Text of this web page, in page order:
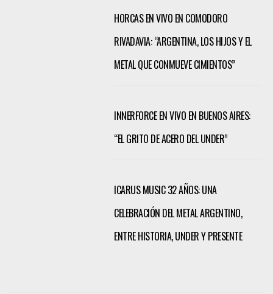
HORCAS EN VIVO EN COMODORO
RIVADAVIA: “ARGENTINA, LOS HIJOS Y EL
METAL QUE CONMUEVE CIMIENTOS”
INNERFORCE EN VIVO EN BUENOS AIRES:
“EL GRITO DE ACERO DEL UNDER”
ICARUS MUSIC 32 AÑOS: UNA
CELEBRACIÓN DEL METAL ARGENTINO,
ENTRE HISTORIA, UNDER Y PRESENTE